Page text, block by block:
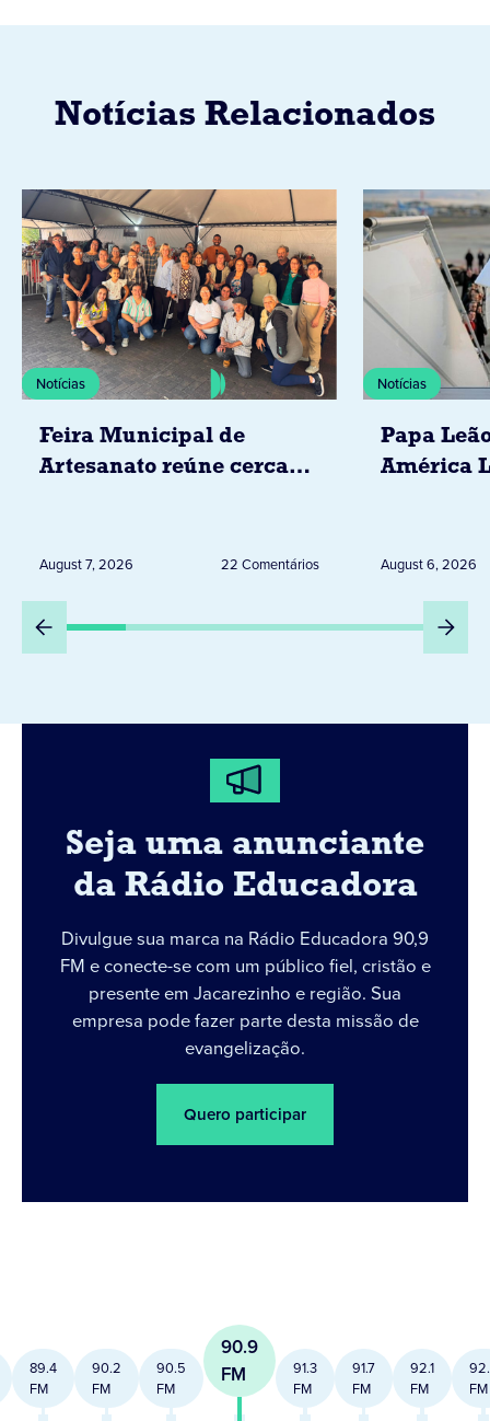
Notícias Relacionados
Notícias
Feira Municipal de
Artesanato reúne cerca
August 7, 2026 22 Comentários
Notícias
Papa
América
Peru
August 6, 2026
Seja uma anunciante
da Rádio Educadora
Divulgue sua marca na Rádio Educadora 90,9
FM e conecte-se com um público fiel, cristão e
presente em Jacarezinho e região. Sua
empresa pode fazer parte desta missão de
evangelização.
Quero participar
89.4
FM
90.2
FM
90.5
FM
90.9
FM
91.3
FM
91.7
FM
92.1
FM
FM